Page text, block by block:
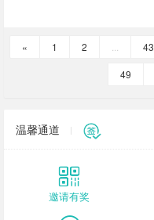
« 1 2 43
49
温馨通道
邀请有奖